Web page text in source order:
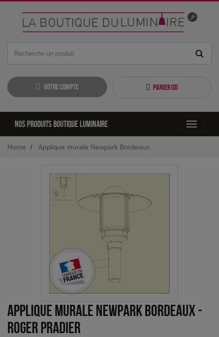
Votre compte Panier (0)
Toggle
Nos produits boutique luminaire
Home Applique murale Newpark Bordeaux
Applique murale Newpark Bordeaux -
Roger Pradier